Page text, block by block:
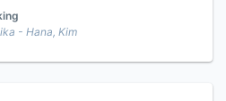
- Hana, Kim